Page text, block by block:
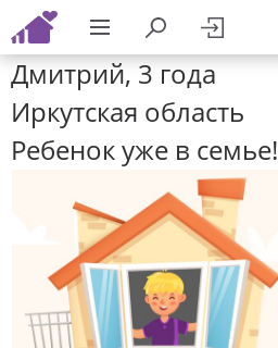
Дмитрий, 3 года
Иркутская область
Ребенок уже в семье!